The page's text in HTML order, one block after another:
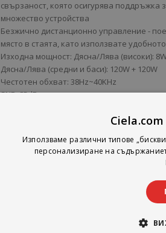
свързаност, която осигурява
множество устройства
Безжично дистанционно управление -
място в стаята, като използвате
Изходна мощност: Дясна/Лява (високи):
Дясна/Лява (средни и баси): 120W + 120W
Честотен обхват: 38Hz~40KHz
SNR: 85dB
Честотен обхват 1: 5,725 GHz ~ 5,820 GHz
RF Изходна мощност: ≤20 dBm
Bluetooth V5.0 with Qualcomm®aptX™ HD
High-efficiency Class D digital power
Използваме различни типове
персонализиране на